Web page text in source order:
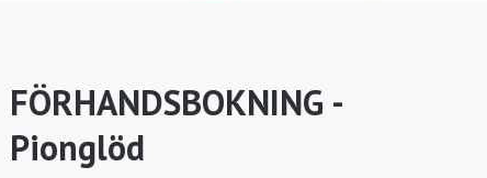
FÖRHANDSBOKNING -
Pionglöd